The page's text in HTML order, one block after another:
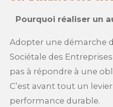
Pourquoi réaliser un
Adopter une démarche
Sociétale des
pas à répondre à une
C’est avant tout un
performance durable.